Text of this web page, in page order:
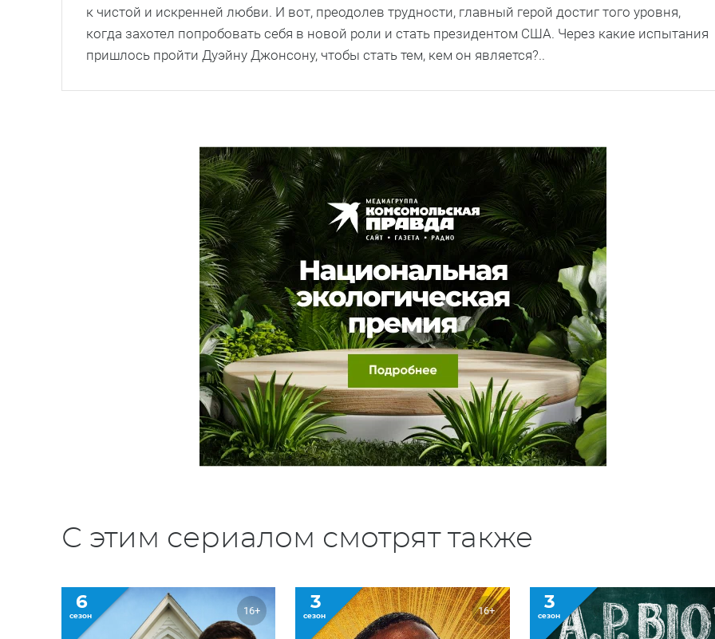
к чистой и искренней любви. И вот, преодолев трудности, главный герой достиг того уровня,
когда захотел попробовать себя в новой роли и стать президентом США. Через какие испытания
пришлось пройти Дуэйну Джонсону, чтобы стать тем, кем он является?..
С этим сериалом смотрят также
6
сезон 16+ 3
сезон 16+ 3
сезон